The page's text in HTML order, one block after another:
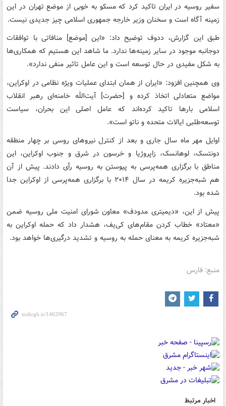
سفیر روسیه در ایران تاکید کرد که مسکو به خوبی از موضع تهران در این
زمینه آگاه است و سخنان وزیر خارجه جمهوری اسلامی چیز جدیدی نیست.
طبق این گزارش، ددوف توضیح داد: «این [موضع] منافاتی با توافقات
دوجانبه موجود در سایر زمینه‌ها ندارد. ما شاهد این هستیم که همکاری‌ها
به شکل مفیدی در حال توسعه است و این عامل تاثیر منفی ندارد».
وی همچنین افزود: «ایران از همان ابتدای عملیات ویژه نظامی در اوکراین،
مواضع متعادلی اتخاذ کرده و [حضرت] آیت‌الله خامنه‌ای رهبر انقلاب
اسلامی بارها تاکید کرده‌اند که عامل اصلی این بحران، سیاست
توسعه‌طلبی ایالات متحده و ناتو است».
اوایل مهر ماه سال جاری و بعد از کنترل نیروهای روسی بر چهار منطقه
دونتسک، لوهانسک، زاپروژیا و خرسون در شرق و جنوب اوکراین، این
مناطق با برگزاری همه‌پرسی به پیوستن به روسیه رأی دادند. پیش از آن
هم شبه‌جزیره کریمه در سال ۲۰۱۴ با برگزاری همه‌پرسی از اوکراین جدا
شده بود.
پیش از این، «دیمیتری مدودف» معاون شورای امنیت ملی روسیه ضمن
«معتاد» خطاب کردن مقام‌های کی‌یف، هشدار داد که حمله اوکراین به
شبه‌جزیره کریمه به معنای حمله به روسیه و تشدید درگیری‌ها خواهد بود.
منبع: فارس
اخبار مرتبط